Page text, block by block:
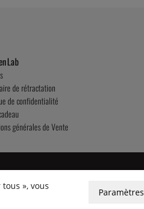
de rétractation
de confidentialité
générales de Vente
», vous
Paramètres